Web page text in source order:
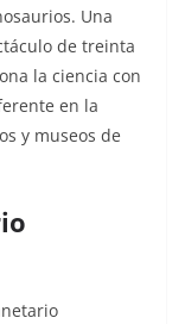
Una
de treinta
la ciencia con
en la
y museos de